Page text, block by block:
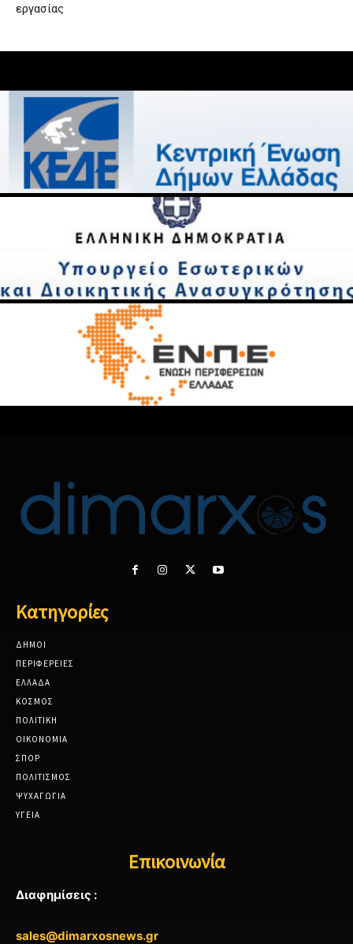
εργασίας
Κατηγορίες
ΔΗΜΟΙ
ΠΕΡΙΦΕΡΕΙΕΣ
ΕΛΛΑΔΑ
ΚΟΣΜΟΣ
ΠΟΛΙΤΙΚΗ
ΟΙΚΟΝΟΜΙΑ
ΣΠΟΡ
ΠΟΛΙΤΙΣΜΟΣ
ΨΥΧΑΓΩΓΙΑ
ΥΓΕΙΑ
Επικοινωνία
Διαφημίσεις :
sales@dimarxosnews.gr